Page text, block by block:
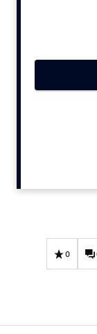
Influencer marketing
Media
0